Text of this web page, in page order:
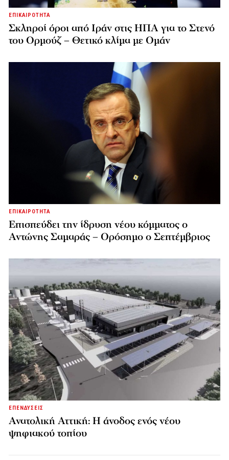
ΕΠΙΚΑΙΡΟΤΗΤΑ
Σκληροί όροι από Ιράν στις ΗΠΑ για το Στενό
του Ορμούζ – Θετικό κλίμα με Ομάν
ΕΠΙΚΑΙΡΟΤΗΤΑ
Επισπεύδει την ίδρυση νέου κόμματος o
Αντώνης Σαμαράς – Ορόσημο ο Σεπτέμβριος
ΕΠΕΝΔΥΣΕΙΣ
Ανατολική Αττική: Η άνοδος ενός νέου
ψηφιακού τοπίου